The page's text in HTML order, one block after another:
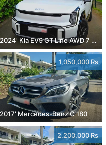
2024' Kia EV9 GT Line AWD 7 Seater
1,050,000 Rs
2017' Mercedes-Benz C 180
2,200,000 Rs